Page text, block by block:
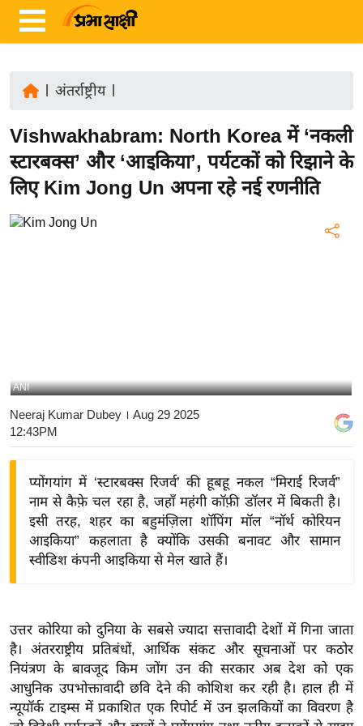
ज़ा
ख
ब
र
रा
य
ज़
ने
द्यो
वि
शे
ष
ज्ञ
रा
अंतर्राष्ट्रीय|
Vishwakhabram: North Korea में ‘नकली
स्टारबक्स’ और ‘आइकिया’, पर्यटकों को रिझाने के
लिए Kim Jong Un अपना रहे नई रणनीति
ANI
Neeraj Kumar Dubey । Aug 29 2025
12:43PM
प्योंगयांग में ‘स्टारबक्स रिजर्व’ की हूबहू नकल “मिराई रिजर्व”
नाम से कैफ़े चल रहा है, जहाँ महंगी कॉफ़ी डॉलर में बिकती है।
इसी तरह, शहर का बहुमंज़िला शॉपिंग मॉल “नॉर्थ कोरियन
आइकिया” कहलाता है क्योंकि उसकी बनावट और सामान
स्वीडिश कंपनी आइकिया से मेल खाते हैं।
उत्तर कोरिया को दुनिया के सबसे ज्यादा सत्तावादी देशों में गिना जाता
है। अंतरराष्ट्रीय प्रतिबंधों, आर्थिक संकट और सूचनाओं पर कठोर
नियंत्रण के बावजूद किम जोंग उन की सरकार अब देश को एक
आधुनिक उपभोक्तावादी छवि देने की कोशिश कर रही है। हाल ही में
न्यूयॉर्क टाइम्स में प्रकाशित एक रिपोर्ट में उन झलकियों का विवरण है